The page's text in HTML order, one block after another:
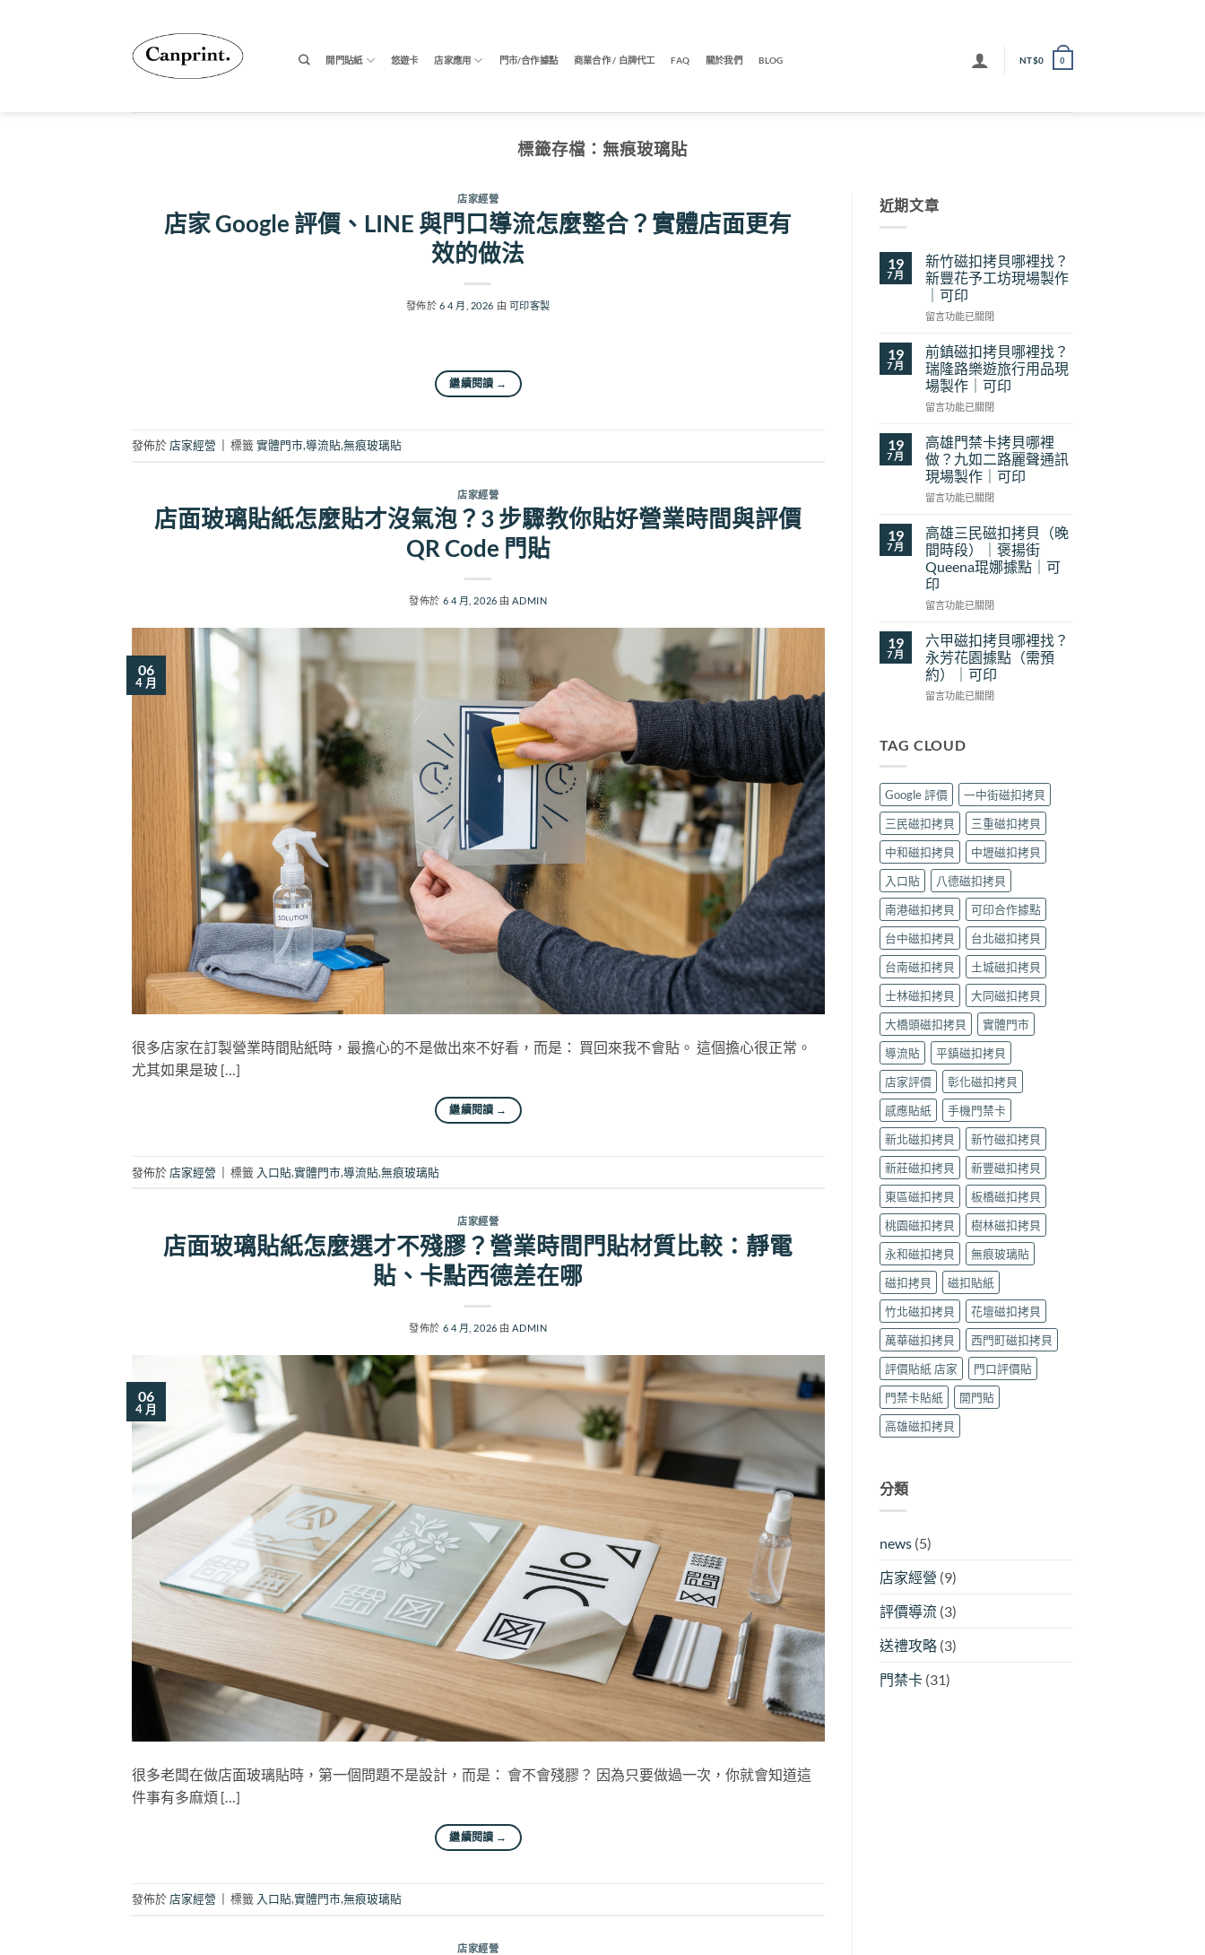
開門貼紙 悠遊卡 店家應用 門市/合作據點 商業合作 / 白牌代工 FAQ 關於我們 BLOG NT$0 0
標籤存檔： 無痕玻璃貼
店家經營
店家 Google 評價、LINE 與門口導流怎麼整合？實體店面更有
效的做法
發佈於 6 4 月, 2026 由 可印客製
繼續閱讀 →
發佈於 店家經營 標籤實體門市,導流貼,無痕玻璃貼
店家經營
店面玻璃貼紙怎麼貼才沒氣泡？3 步驟教你貼好營業時間與評價
QR Code 門貼
發佈於 6 4 月, 2026 由ADMIN
06
4 月
很多店家在訂製營業時間貼紙時，最擔心的不是做出來不好看，而是： 買回來我不會貼。 這個擔心很正常。
尤其如果是玻 […]
繼續閱讀 →
發佈於 店家經營 標籤 入口貼,實體門市,導流貼,無痕玻璃貼
店家經營
店面玻璃貼紙怎麼選才不殘膠？營業時間門貼材質比較：靜電
貼、卡點西德差在哪
發佈於 6 4 月, 2026 由ADMIN
06
4 月
很多老闆在做店面玻璃貼時，第一個問題不是設計，而是： 會不會殘膠？ 因為只要做過一次，你就會知道這
件事有多麻煩 […]
繼續閱讀 →
發佈於 店家經營 標籤 入口貼,實體門市,無痕玻璃貼
店家經營
近期文章
19
7 月
新竹磁扣拷貝哪裡找？
新豐花予工坊現場製作
｜可印
在
竹
磁
扣
拷
貝
裡
找？
新
豐
花
工
坊
現
場
製
作
可
印〉
中
留言功能已關閉
19
7 月
前鎮磁扣拷貝哪裡找？
瑞隆路樂遊旅行用品現
場製作｜可印
在
鎮
磁
扣
拷
貝
裡
找？
瑞
隆
路
樂
旅
行
用
品
現
作
印〉
中
留言功能已關閉
19
7 月
高雄門禁卡拷貝哪裡
做？九如二路麗聲通訊
現場製作｜可印
在
雄
門
禁
卡
拷
貝
裡
做？
九
如
二
聲
現
場
製
作
｜
可
印〉
中
留言功能已關閉
19
7 月
高雄三民磁扣拷貝（晚
間時段）｜褒揚街
Queena琨娜據點｜可
印
在
雄
三
民
磁
扣
（晚
段）
｜
褒
揚
街
Queena
娜
據
點
｜
可
印〉
中
留言功能已關閉
19
7 月
六甲磁扣拷貝哪裡找？
永芳花園據點（需預
約）｜可印
在
磁
貝
哪
裡
找？
永
芳
園
據
點
（需
預
約）
｜
可
印〉
中
留言功能已關閉
TAG CLOUD
Google 評價
一中街磁扣拷貝
三民磁扣拷貝
三重磁扣拷貝
中和磁扣拷貝
中壢磁扣拷貝
入口貼
八德磁扣拷貝
南港磁扣拷貝
可印合作據點
台中磁扣拷貝
台北磁扣拷貝
台南磁扣拷貝
土城磁扣拷貝
士林磁扣拷貝
大同磁扣拷貝
大橋頭磁扣拷貝
實體門市
導流貼
平鎮磁扣拷貝
店家評價
彰化磁扣拷貝
感應貼紙
手機門禁卡
新北磁扣拷貝
新竹磁扣拷貝
新莊磁扣拷貝
新豐磁扣拷貝
東區磁扣拷貝
板橋磁扣拷貝
桃園磁扣拷貝
樹林磁扣拷貝
永和磁扣拷貝
無痕玻璃貼
磁扣拷貝
磁扣貼紙
竹北磁扣拷貝
花壇磁扣拷貝
萬華磁扣拷貝
西門町磁扣拷貝
評價貼紙 店家
門口評價貼
門禁卡貼紙
開門貼
高雄磁扣拷貝
分類
news(5)
店家經營 (9)
評價導流 (3)
送禮攻略(3)
門禁卡(31)